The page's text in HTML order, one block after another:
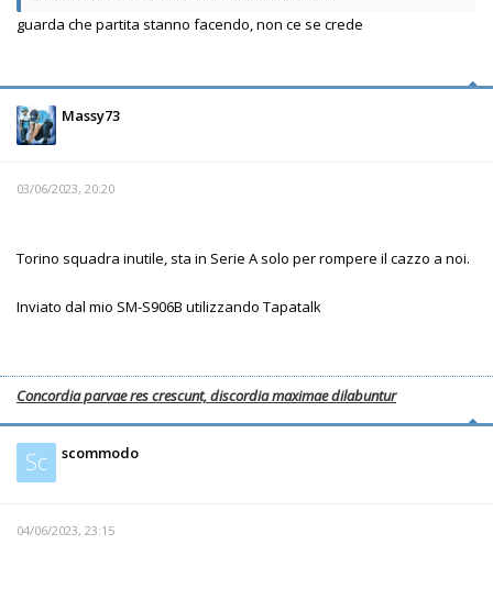
guarda che partita stanno facendo, non ce se crede
Massy73
03/06/2023, 20:20
Torino squadra inutile, sta in Serie A solo per rompere il cazzo a noi.
Inviato dal mio SM-S906B utilizzando Tapatalk
Concordia parvae res crescunt, discordia maximae dilabuntur
Sc scommodo
04/06/2023, 23:15